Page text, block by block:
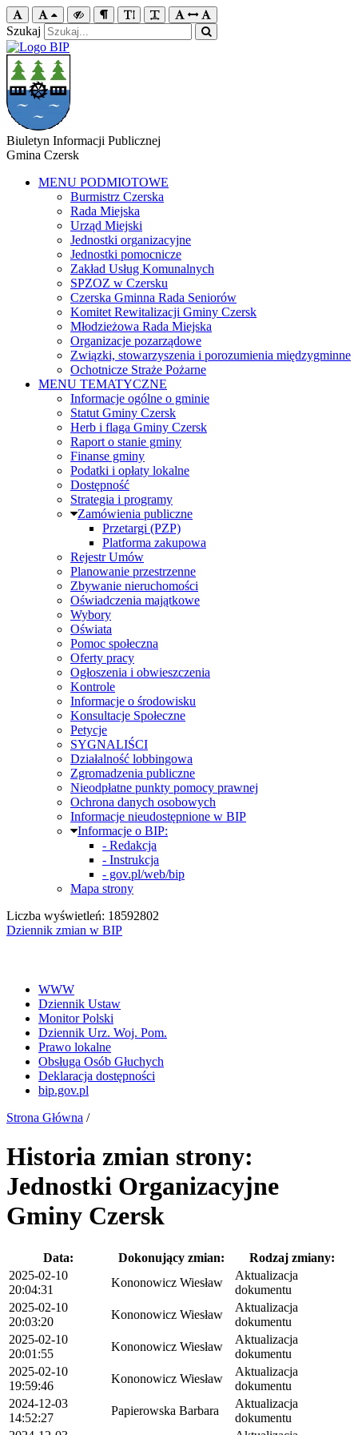
Szukaj
Biuletyn Informacji Publicznej
Gmina Czersk
MENU PODMIOTOWE
Burmistrz Czerska
Rada Miejska
Urząd Miejski
Jednostki organizacyjne
Jednostki pomocnicze
Zakład Usług Komunalnych
SPZOZ w Czersku
Czerska Gminna Rada Seniorów
Komitet Rewitalizacji Gminy Czersk
Młodzieżowa Rada Miejska
Organizacje pozarządowe
Związki, stowarzyszenia i porozumienia międzygminne
Ochotnicze Straże Pożarne
MENU TEMATYCZNE
Informacje ogólne o gminie
Statut Gminy Czersk
Herb i flaga Gminy Czersk
Raport o stanie gminy
Finanse gminy
Podatki i opłaty lokalne
Dostępność
Strategia i programy
Zamówienia publiczne
Przetargi (PZP)
Platforma zakupowa
Rejestr Umów
Planowanie przestrzenne
Zbywanie nieruchomości
Oświadczenia majątkowe
Wybory
Oświata
Pomoc społeczna
Oferty pracy
Ogłoszenia i obwieszczenia
Kontrole
Informacje o środowisku
Konsultacje Społeczne
Petycje
SYGNALIŚCI
Działalność lobbingowa
Zgromadzenia publiczne
Nieodpłatne punkty pomocy prawnej
Ochrona danych osobowych
Informacje nieudostępnione w BIP
Informacje o BIP:
- Redakcja
- Instrukcja
- gov.pl/web/bip
Mapa strony
Liczba wyświetleń: 18592802
Dziennik zmian w BIP
WWW
Dziennik Ustaw
Monitor Polski
Dziennik Urz. Woj. Pom.
Prawo lokalne
Obsługa Osób Głuchych
Deklaracja dostępności
bip.gov.pl
Strona Główna /
Historia zmian strony:
Jednostki Organizacyjne
Gminy Czersk
Data: Dokonujący zmian:
Rodzaj zmiany:
2025-02-10
20:04:31
Kononowicz Wiesław
Aktualizacja
dokumentu
2025-02-10
20:03:20
Kononowicz Wiesław
Aktualizacja
dokumentu
2025-02-10
20:01:55
Kononowicz Wiesław
Aktualizacja
dokumentu
2025-02-10
19:59:46
Kononowicz Wiesław
Aktualizacja
dokumentu
2024-12-03
14:52:27
Papierowska Barbara
Aktualizacja
dokumentu